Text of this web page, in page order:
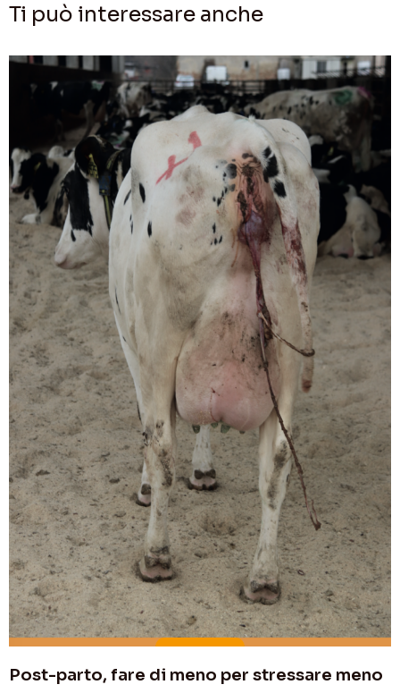
Ti può interessare anche
Post-parto, fare di meno per stressare meno